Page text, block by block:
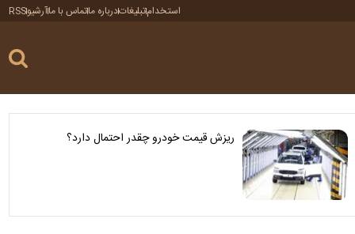
استخدامتبلیغاتدرباره ماتماس با ماآرشیوRSS
ریزش قیمت خودرو چقدر احتمال دارد؟